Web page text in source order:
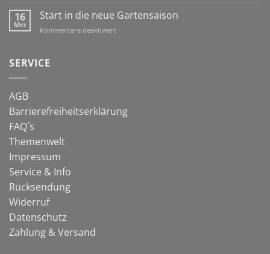
dran!
&
natürlich
16
Mrz
Start in die neue Gartensaison
Kommentare deaktiviertfür
SERVICE
AGB
Barrierefreiheitserklärung
FAQ´s
Themenwelt
Impressum
Service & Info
Rücksendung
Widerruf
Datenschutz
Zahlung & Versand